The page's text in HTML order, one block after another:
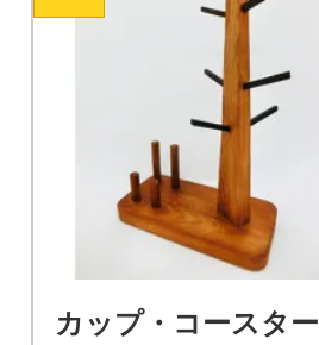
カップ・コースター